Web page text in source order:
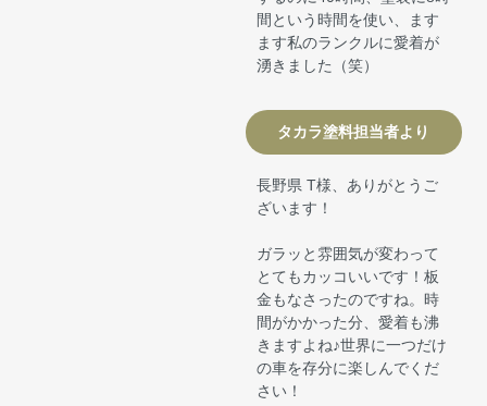
間という時間を使い、ます
ます私のランクルに愛着が
湧きました（笑）
タカラ塗料担当者より
長野県 T様、ありがとうご
ざいます！
ガラッと雰囲気が変わって
とてもカッコいいです！板
金もなさったのですね。時
間がかかった分、愛着も沸
きますよね♪世界に一つだけ
の車を存分に楽しんでくだ
さい！